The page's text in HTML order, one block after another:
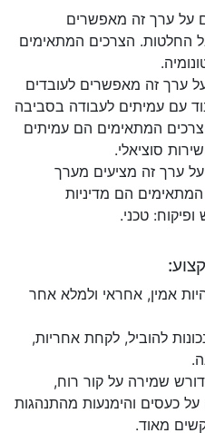
על ערך זה מאפשרים
החלטות. הצרכים המתאימים
ערך זה מאפשרים לעובדים
עם עמיתים לעבודה בסביבה
המתאימים הם עמיתים
סוציאלי.
על ערך זה מציעים מערך
הם מדיניות
טכני.
אמין, אחראי ולמלא אחר
להוביל, לקחת אחריות,
שמירה על קור רוח,
כעסים והימנעות מהתנהגות
מאוד.